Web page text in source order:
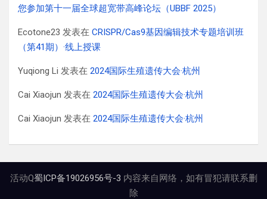
您参加第十一届全球超宽带高峰论坛（UBBF 2025）
Ecotone23 发表在 CRISPR/Cas9基因编辑技术专题培训班
（第41期）·线上授课
Yuqiong Li 发表在 2024国际生殖遗传大会·杭州
Cai Xiaojun 发表在 2024国际生殖遗传大会·杭州
Cai Xiaojun 发表在 2024国际生殖遗传大会·杭州
活动Q蜀ICP备19026956号-3 内容来自网络，如有冒犯请联系删
除